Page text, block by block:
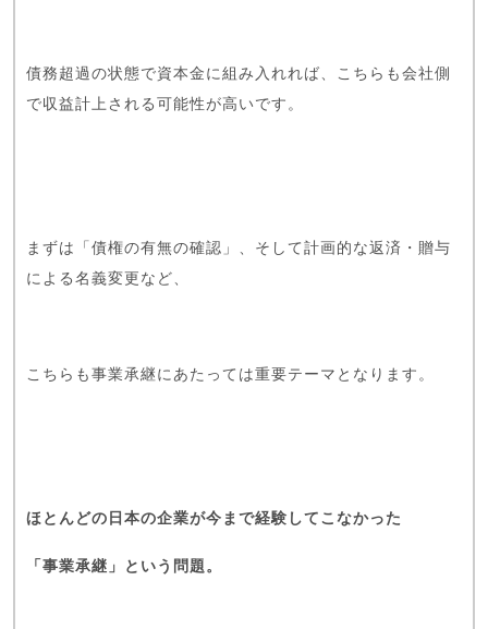
債務超過の状態で資本金に組み入れれば、こちらも会社側
で収益計上される可能性が高いです。
まずは「債権の有無の確認」、そして計画的な返済・贈与
による名義変更など、
こちらも事業承継にあたっては重要テーマとなります。
ほとんどの日本の企業が今まで経験してこなかった
「事業承継」という問題。